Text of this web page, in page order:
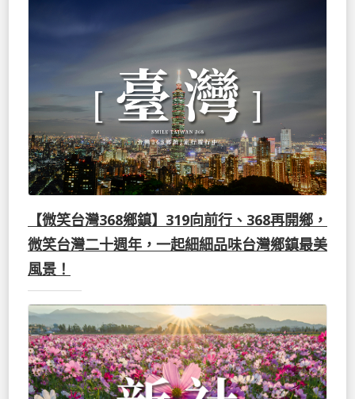
【微笑台灣368鄉鎮】319向前行、368再開鄉，
微笑台灣二十週年，一起細細品味台灣鄉鎮最美
風景！